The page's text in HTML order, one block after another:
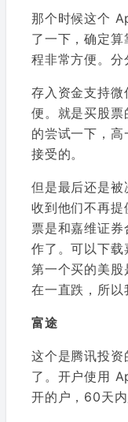
那个时候这个
了一下，确定
程非常方便。分
存入资金支持
便。就是买股票
的尝试一下，
接受的。
但是最后还是
收到他们不再提
票是和嘉维证
作了。可以下
第一个买的美
在一直跌，所以
富途
这个是腾讯投
了。开户使用
开的户，60天内